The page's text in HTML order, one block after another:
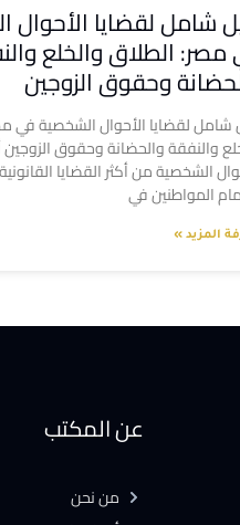
شامل لقضايا
الطلاق والخلع
وحقوق الزوجين
شامل لقضايا الأحوال الشخصية في
والنفقة والحضانة وحقوق الزوجين
الشخصية من أكثر القضايا
المواطنين في
المزيد »
عن المكتب
من نحن